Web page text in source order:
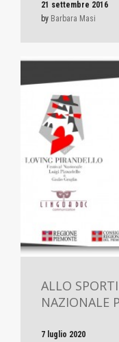
21 settembre 2016
by Barbara Masi
ALLO
NAZIONALE
7 luglio 2020